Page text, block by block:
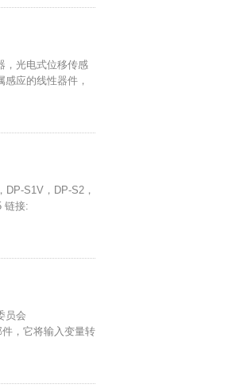
，光电式位移传感
应的线性器件，
S1V，DP-S2，
链接:
员会
，它将输入变量转